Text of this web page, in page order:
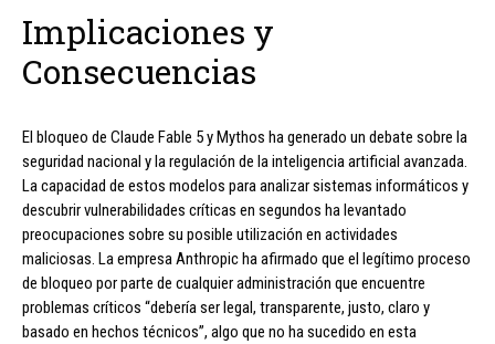
Implicaciones y
Consecuencias
El bloqueo de Claude Fable 5 y Mythos ha generado un debate sobre la
seguridad nacional y la regulación de la inteligencia artificial avanzada.
La capacidad de estos modelos para analizar sistemas informáticos y
descubrir vulnerabilidades críticas en segundos ha levantado
preocupaciones sobre su posible utilización en actividades
maliciosas. La empresa Anthropic ha afirmado que el legítimo proceso
de bloqueo por parte de cualquier administración que encuentre
problemas críticos “debería ser legal, transparente, justo, claro y
basado en hechos técnicos”, algo que no ha sucedido en esta